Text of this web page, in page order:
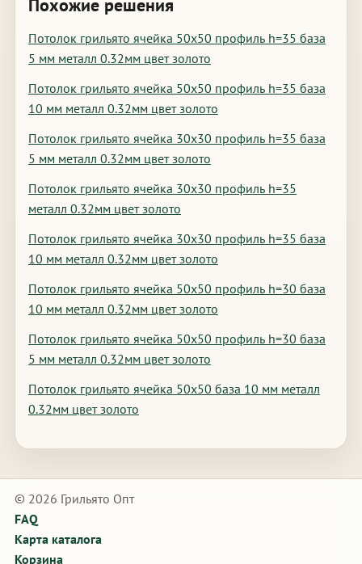
Похожие решения
Потолок грильято ячейка 50х50 профиль h=35 база
5 мм металл 0.32мм цвет золото
Потолок грильято ячейка 50х50 профиль h=35 база
10 мм металл 0.32мм цвет золото
Потолок грильято ячейка 30х30 профиль h=35 база
5 мм металл 0.32мм цвет золото
Потолок грильято ячейка 30х30 профиль h=35
металл 0.32мм цвет золото
Потолок грильято ячейка 30х30 профиль h=35 база
10 мм металл 0.32мм цвет золото
Потолок грильято ячейка 50х50 профиль h=30 база
10 мм металл 0.32мм цвет золото
Потолок грильято ячейка 50х50 профиль h=30 база
5 мм металл 0.32мм цвет золото
Потолок грильято ячейка 50х50 база 10 мм металл
0.32мм цвет золото
© 2026 Грильято Опт
FAQ
Карта каталога
Корзина